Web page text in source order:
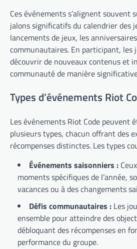
Ces événements s’alignent souvent
jalons significatifs du calendrier des
lancements de jeux, les
communautaires. En participant, les
découvrir de nouveaux contenus et
communauté de manière
Types d’événements Riot
Les événements Riot Code peuvent
plusieurs types, chacun offrant des
récompenses distinctes. Les types
Événements saisonniers :
moments spécifiques de l’année,
vacances ou à des changements
Défis communautaires : Les
ensemble pour atteindre des
débloquant des récompenses en
performance du groupe.